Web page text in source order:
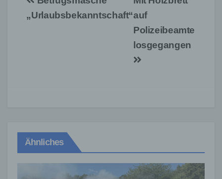
auf
Polizeibeamte
losgegangen
„Urlaubsbekanntschaft“
Ähnliches